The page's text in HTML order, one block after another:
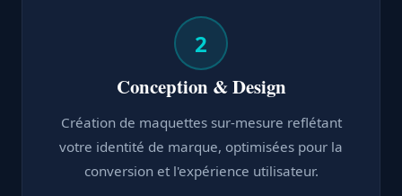
2
Conception & Design
Création de maquettes sur-mesure reflétant
votre identité de marque, optimisées pour la
conversion et l'expérience utilisateur.